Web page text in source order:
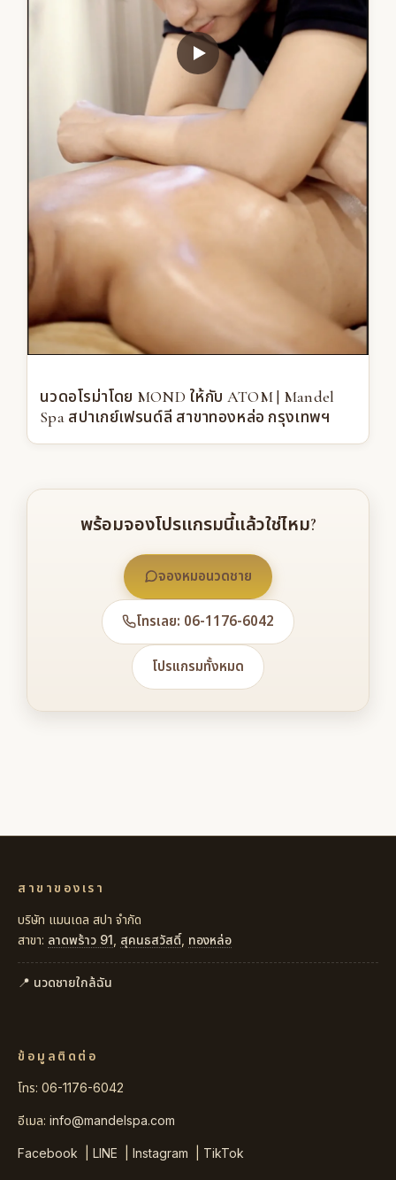
นวดอโรม่าโดย MOND ให้กับ ATOM | Mandel
Spa สปาเกย์เฟรนด์ลี สาขาทองหล่อ กรุงเทพฯ
พร้อมจองโปรแกรมนี้แล้วใช่ไหม?
จองหมอนวดชาย
โทรเลย: 06-1176-6042
โปรแกรมทั้งหมด
สาขาของเรา
บริษัท แมนเดล สปา จำกัด
สาขา: ลาดพร้าว 91 สุคนธสวัสดิ์ ทองหล่อ
📍 นวดชายใกล้ฉัน
ข้อมูลติดต่อ
โทร: 06-1176-6042
อีเมล: info@mandelspa.com
Facebook LINE Instagram TikTok